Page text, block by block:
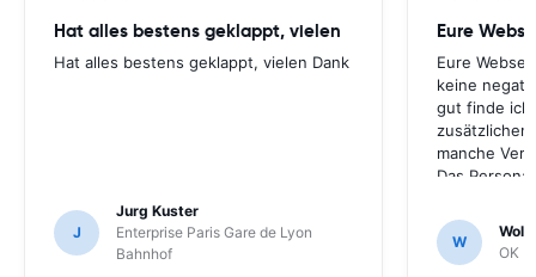
Hat alles bestens geklappt, vielen
Hat alles bestens geklappt, vielen Dank
J
Jurg Kuster
Enterprise Paris Gare de Lyon
Bahnhof
Eure
Eure
keine
gut finde ich
zusätzlichen
manche
Das
Eurer
Mobility
W
Wolf
OK